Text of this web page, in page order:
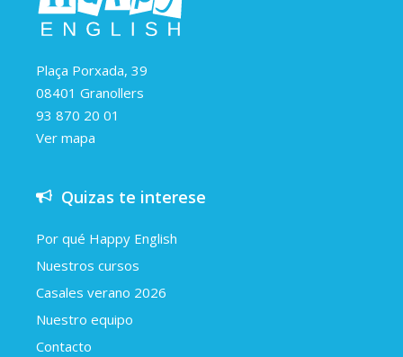
Plaça Porxada, 39
08401 Granollers
93 870 20 01
Ver mapa
Quizas te interese
Por qué Happy English
Nuestros cursos
Casales verano 2026
Nuestro equipo
Contacto